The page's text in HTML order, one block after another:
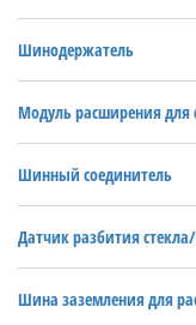
Шинодержатель
Модуль расширения для
Шинный соединитель
Датчик разбития
Шина заземления для